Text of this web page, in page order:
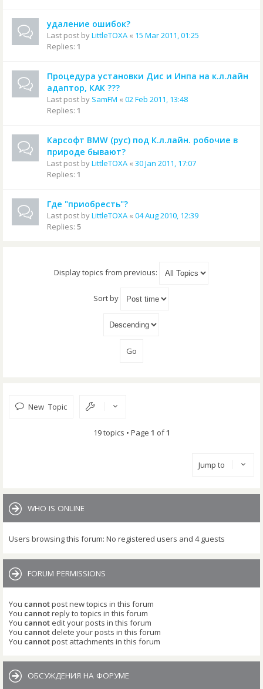
удаление ошибок?
Last post byLittleTOXA « 15 Mar 2011, 01:25
Replies: 1
Процедура установки Дис и Инпа на к.л.лайн
адаптор, КАК ???
Last post by SamFM « 02 Feb 2011, 13:48
Replies: 1
Карсофт BMW (рус) под К.л.лайн. робочие в
природе бывают?
Last post byLittleTOXA « 30 Jan 2011, 17:07
Replies: 1
Где "приобресть"?
Last post byLittleTOXA « 04 Aug 2010, 12:39
Replies: 5
Display topics from previous:
Sort by
New Topic
19 topics • Page 1 of1
Jump to
WHO IS ONLINE
Users browsing this forum: No registered users and 4 guests
FORUM PERMISSIONS
You cannotpost new topics in this forum
You cannotreply to topics in this forum
You cannot edit your posts in this forum
You cannot delete your posts in this forum
You cannotpost attachments in this forum
ОБСУЖДЕНИЯ НА ФОРУМЕ